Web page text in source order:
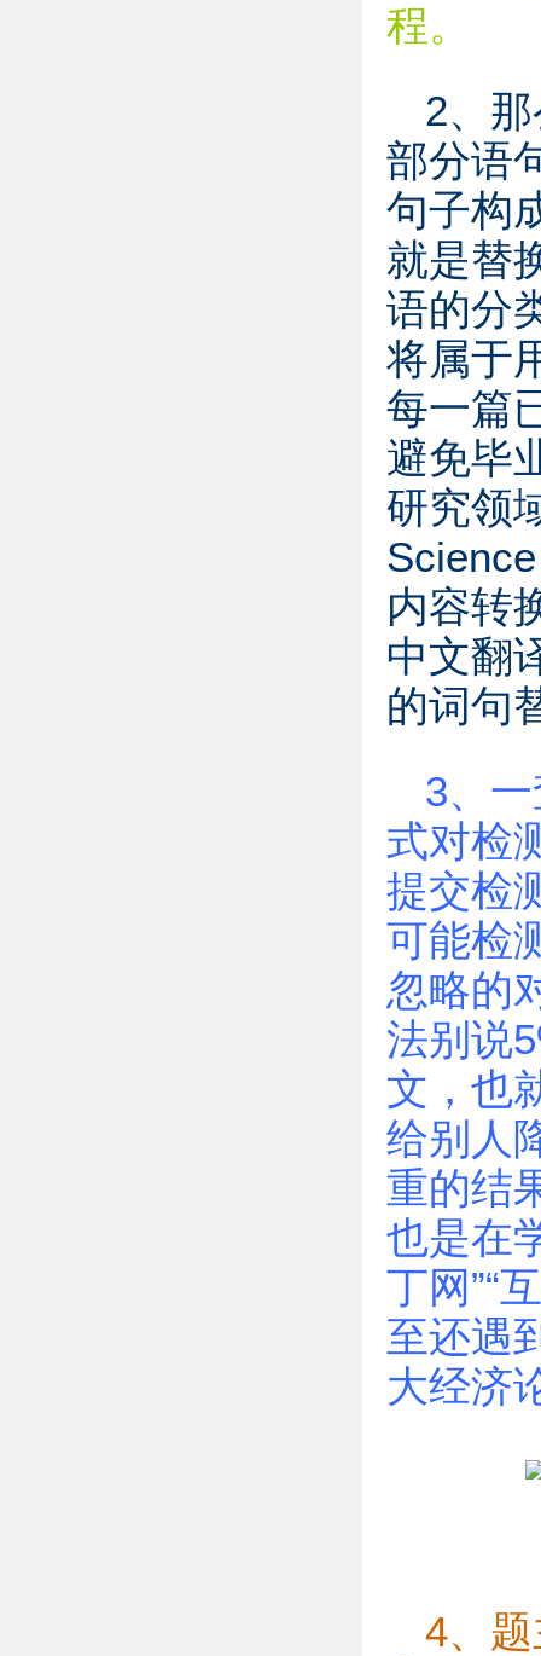
程。
2、
部分语
句子构
就是替
语的分
将属于
每一篇
避免毕
研究领
内容转
中文翻
的词句
3、
式对检
提交检
可能检
忽略的
法别说
文，也
给别人
重的结
也是在
丁网”“
至还遇
大经济
4、